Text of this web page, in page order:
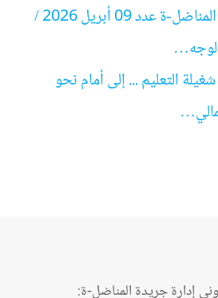
صدور أسبوعية المناضل-ة عدد 09 أبريل 2026 /
التعليم ... إلى أمام نحو
إدارة جريدة المناضل-ة: